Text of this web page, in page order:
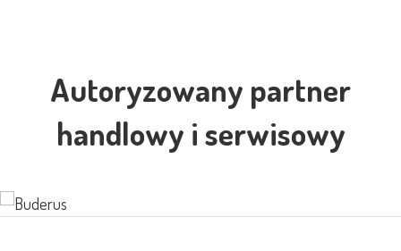
Autoryzowany partner
handlowy i serwisowy